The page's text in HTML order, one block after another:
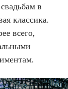
в
классика.
всего,